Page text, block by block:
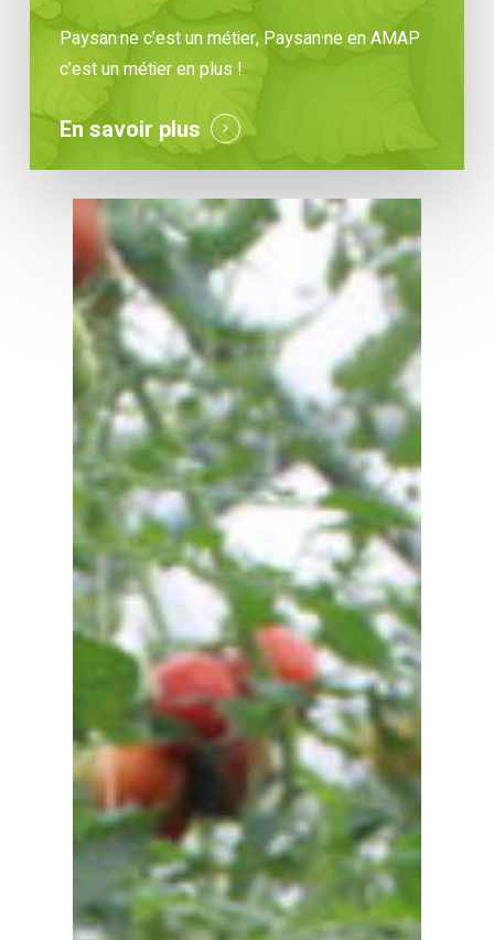
Paysan·ne c’est un métier, Paysan·ne en AMAP
c’est un métier en plus !
En savoir plus